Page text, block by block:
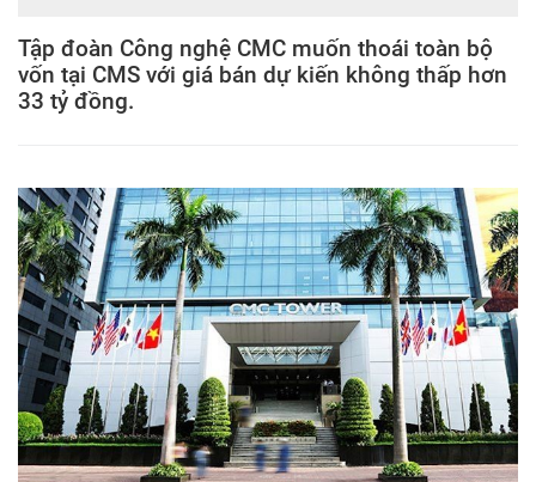
Tập đoàn Công nghệ CMC muốn thoái toàn bộ
vốn tại CMS với giá bán dự kiến không thấp hơn
33 tỷ đồng.